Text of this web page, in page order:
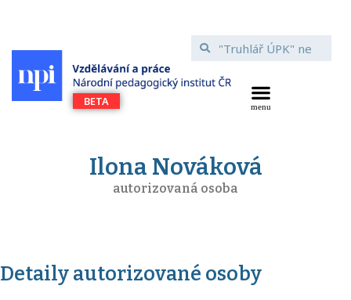
Ilona Nováková
autorizovaná osoba
Detaily autorizované osoby